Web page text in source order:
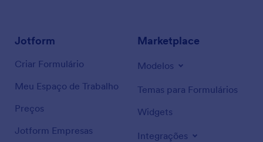
Jotform
Criar Formulário
Meu Espaço de Trabalho
Preços
Jotform Empresas
Marketplace
Modelos
Temas para Formulários
Widgets
Integrações